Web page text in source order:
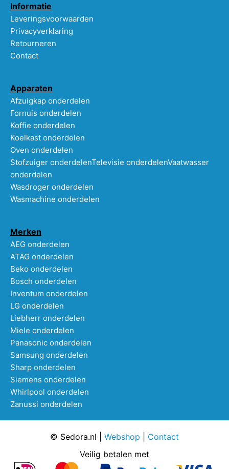
Informatie
Leveringsvoorwaarden
Privacyverklaring
Retourneren
Contact
Apparaten
Afzuigkap onderdelen
Fornuis onderdelen
Koffie onderdelen
Koelkast onderdelen
Oven onderdelen
Stofzuiger onderdelenTelevisie onderdelenVaatwasser
onderdelen
Wasdroger onderdelen
Wasmachine onderdelen
Merken
AEG onderdelen
ATAG onderdelen
Beko onderdelen
Bosch onderdelen
Inventum onderdelen
LG onderdelen
Liebherr onderdelen
Miele onderdelen
Panasonic onderdelen
Samsung onderdelen
Sharp onderdelen
Siemens onderdelen
Whirlpool onderdelen
Zanussi onderdelen
© Sedora.nl | Webshop
Contact
Veilig betalen met